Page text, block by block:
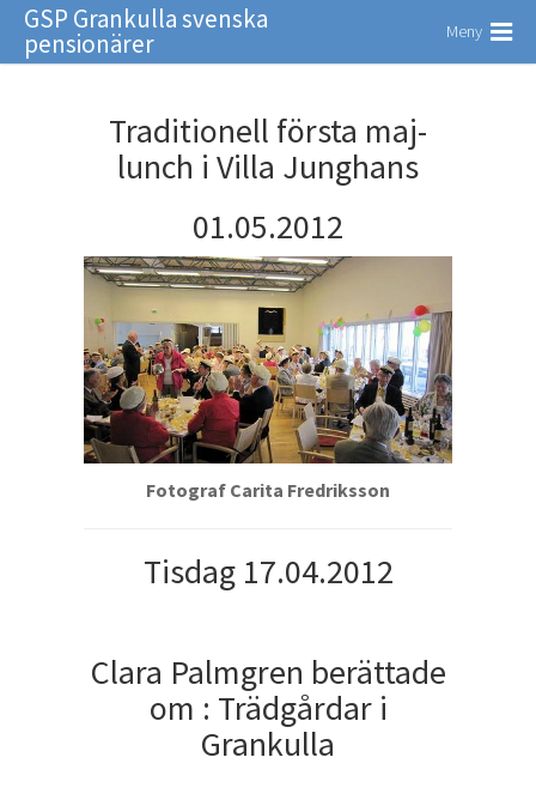
GSP Grankulla svenska
pensionärer Meny
Traditionell första maj-
lunch i Villa Junghans
01.05.2012
Fotograf Carita Fredriksson
Tisdag 17.04.2012
Clara Palmgren berättade
om : Trädgårdar i
Grankulla